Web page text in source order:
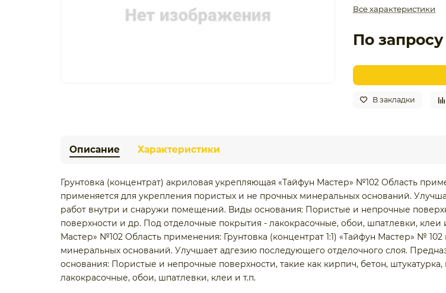
Все характеристики
По запросу
В закладки
Описание Характеристики
Грунтовка (концентрат) акриловая укрепляющая «Тайфун Мастер» №102 Область
применяется для укрепления пористых и не прочных минеральных оснований.
работ внутри и снаружи помещений. Виды основания: Пористые и непрочные
поверхности и др. Под отделочные покрытия - лакокрасочные, обои, шпатлевки, клеи
Мастер» №102 Область применения: Грунтовка (концентрат 1:1) «Тайфун Мастер» №
минеральных оснований. Улучшает адгезию последующего отделочного слоя.
основания: Пористые и непрочные поверхности, такие как кирпич, бетон,
лакокрасочные, обои, шпатлевки, клеи и т.п.